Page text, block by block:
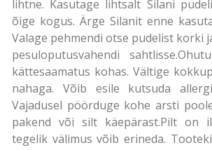
lihtne. Kasutage lihtsalt Silani
õige kogus. Ärge Silanit enne
Valage pehmendi otse pudelist korki
pesuloputusvahendi
kättesaamatus kohas. Vältige
nahaga. Võib esile kutsuda
Vajadusel pöörduge kohe arsti
pakend või silt käepärast.Pilt on
tegelik välimus võib erineda.